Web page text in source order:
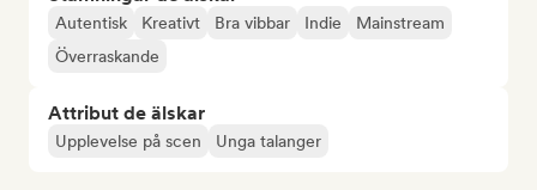
Autentisk Kreativt Bra vibbar Indie
Mainstream
Överraskande
Attribut de älskar
Upplevelse på scen Unga talanger